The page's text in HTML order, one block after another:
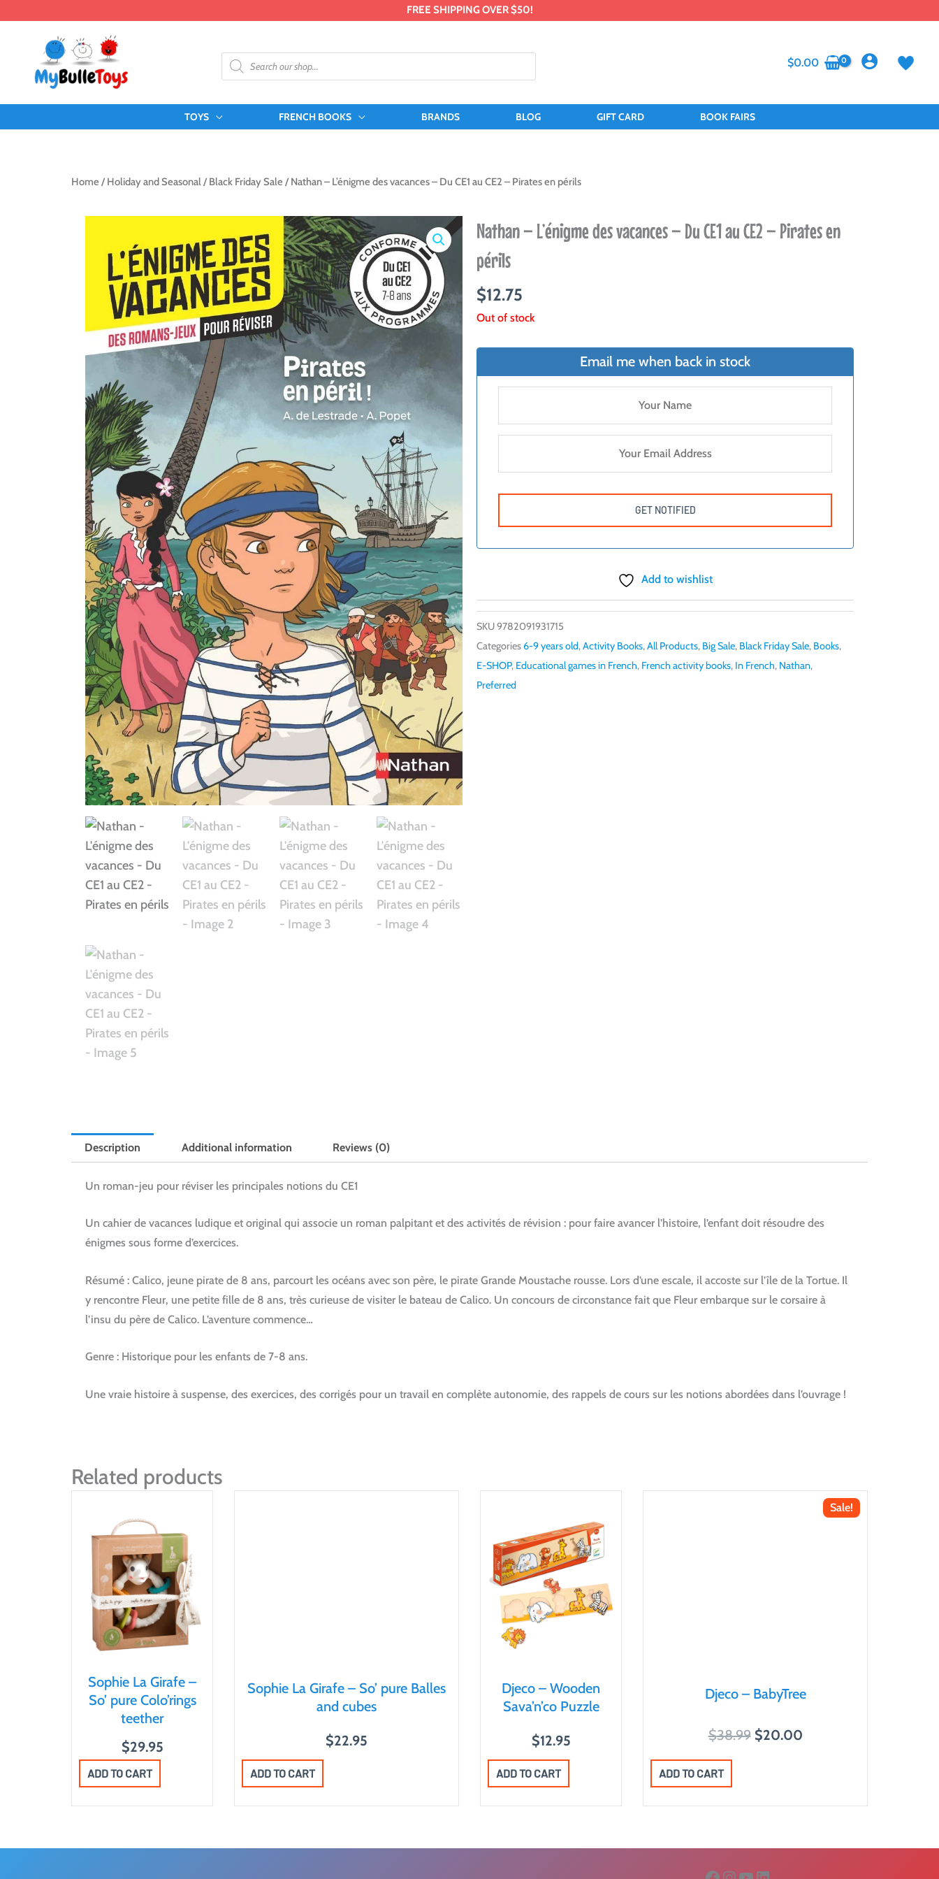
FREE SHIPPING OVER $50!
Products
search
$0.00
TOYS FRENCH BOOKS BRANDS BLOG GIFT CARD BOOK FAIRS
Home / Holiday and Seasonal/ Black Friday Sale / Nathan – L’énigme des vacances – Du CE1 au CE2 – Pirates en périls
Nathan – L’énigme des vacances – Du CE1 au CE2 – Pirates en
périls
$12.75
Out of stock
Email me when back in stock
Add to wishlist
SKU9782091931715
Categories 6-9 years old,Activity Books,All Products, Big Sale, Black Friday Sale, Books,
E-SHOP, Educational games in French, French activity books, In French, Nathan,
Preferred
Description Additional information Reviews (0)
Un roman-jeu pour réviser les principales notions du CE1
Un cahier de vacances ludique et original qui associe un roman palpitant et des activités de révision : pour faire avancer l’histoire, l’enfant doit résoudre des
énigmes sous forme d’exercices.
Résumé : Calico, jeune pirate de 8 ans, parcourt les océans avec son père, le pirate Grande Moustache rousse. Lors d’une escale, il accoste sur l’île de la Tortue. Il
y rencontre Fleur, une petite fille de 8 ans, très curieuse de visiter le bateau de Calico. Un concours de circonstance fait que Fleur embarque sur le corsaire à
l’insu du père de Calico. L’aventure commence…
Genre : Historique pour les enfants de 7-8 ans.
Une vraie histoire à suspense, des exercices, des corrigés pour un travail en complète autonomie, des rappels de cours sur les notions abordées dans l’ouvrage !
Related products
Sophie La Girafe –
So’ pure Colo’rings
teether
$29.95
ADD TO CART
Sophie La Girafe – So’ pure Balles
and cubes
$22.95
ADD TO CART
Djeco – Wooden
Sava’n’co Puzzle
$12.95
ADD TO CART
Sale!
Djeco – BabyTree
$38.99 O
a
l
$20.00C
t
ADD TO CART
Facebook
Instagram
YouTube
LinkedIn